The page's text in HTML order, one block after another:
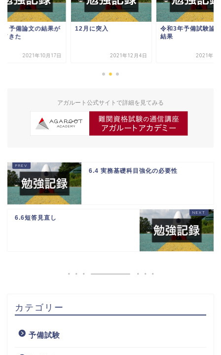
予備論文の結果が
てきた
2021年10月17日
12月に突入
2021年12月4日
令和3年予備試験論
結果
2021年10
アガルート公式サイトで詳細を見てみる
6.4 実務基礎科目強化の必要性
6.6短答見直し
カテゴリー
予備試験